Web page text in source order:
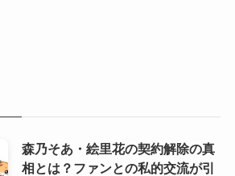
森乃そあ・絵里花の契約解除の真
相とは？ファンとの私的交流が引